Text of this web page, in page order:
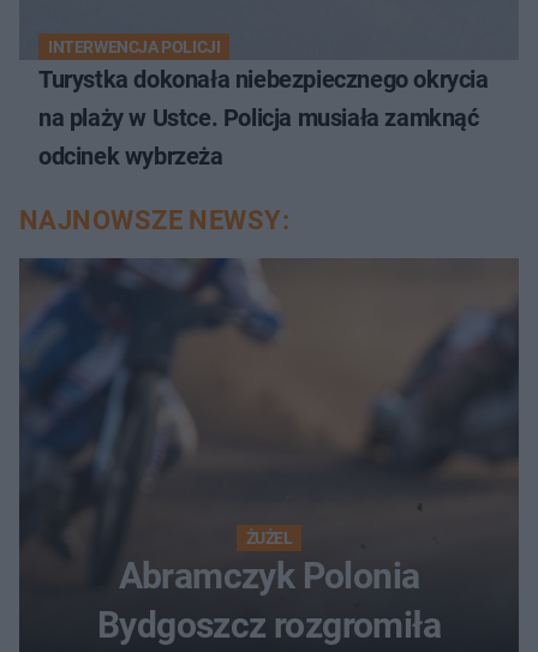
INTERWENCJA POLICJI
Turystka dokonała niebezpiecznego okrycia
na plaży w Ustce. Policja musiała zamknąć
odcinek wybrzeża
NAJNOWSZE NEWSY:
ŻUŻEL
Abramczyk Polonia
Bydgoszcz rozgromiła